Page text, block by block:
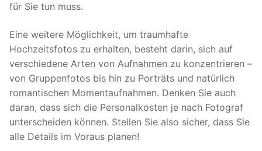
für Sie tun muss.
Eine weitere Möglichkeit, um traumhafte
Hochzeitsfotos zu erhalten, besteht darin, sich auf
verschiedene Arten von Aufnahmen zu konzentrieren –
von Gruppenfotos bis hin zu Porträts und natürlich
romantischen Momentaufnahmen. Denken Sie auch
daran, dass sich die Personalkosten je nach Fotograf
unterscheiden können. Stellen Sie also sicher, dass Sie
alle Details im Voraus planen!